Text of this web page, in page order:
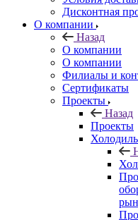
Дисконтная
О компании
Назад
О компании
О компании
Филиалы и
Сертификаты
Проекты
Назад
Проекты